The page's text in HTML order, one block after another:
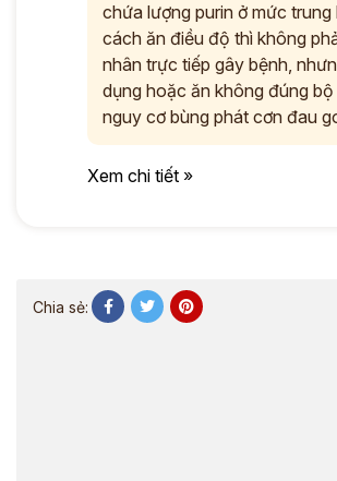
chứa lượng purin ở mức trung
cách ăn điều độ thì không
nhân trực tiếp gây bệnh,
dụng hoặc ăn không đúng
nguy cơ bùng phát cơn đau
Xem chi tiết »
Chia sẻ: